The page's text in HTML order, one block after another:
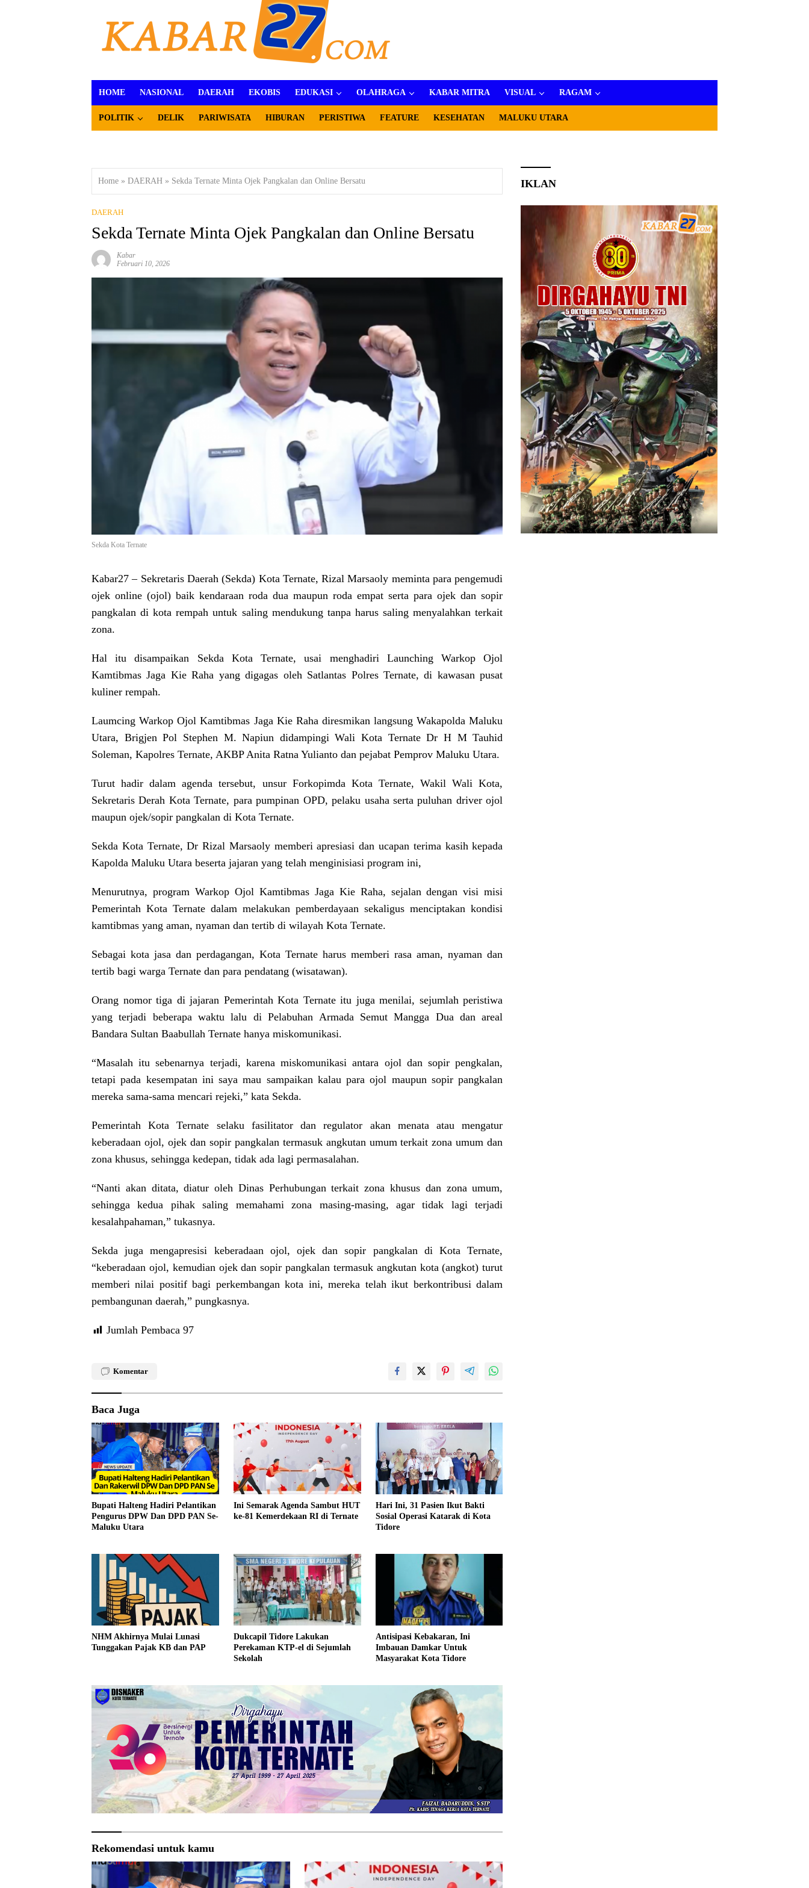
HOME NASIONAL DAERAH EKOBIS EDUKASI OLAHRAGA KABAR MITRA VISUAL RAGAM
POLITIK DELIK PARIWISATA HIBURAN PERISTIWA FEATURE KESEHATAN MALUKU UTARA
Home » DAERAH » Sekda Ternate Minta Ojek Pangkalan dan Online Bersatu
DAERAH
Sekda Ternate Minta Ojek Pangkalan dan Online Bersatu
Kabar
Februari 10, 2026
Sekda Kota Ternate
Kabar27 – Sekretaris Daerah (Sekda) Kota Ternate, Rizal Marsaoly meminta para pengemudi
ojek online (ojol) baik kendaraan roda dua maupun roda empat serta para ojek dan sopir
pangkalan di kota rempah untuk saling mendukung tanpa harus saling menyalahkan terkait
zona.
Hal itu disampaikan Sekda Kota Ternate, usai menghadiri Launching Warkop Ojol
Kamtibmas Jaga Kie Raha yang digagas oleh Satlantas Polres Ternate, di kawasan pusat
kuliner rempah.
Laumcing Warkop Ojol Kamtibmas Jaga Kie Raha diresmikan langsung Wakapolda Maluku
Utara, Brigjen Pol Stephen M. Napiun didampingi Wali Kota Ternate Dr H M Tauhid
Soleman, Kapolres Ternate, AKBP Anita Ratna Yulianto dan pejabat Pemprov Maluku Utara.
Turut hadir dalam agenda tersebut, unsur Forkopimda Kota Ternate, Wakil Wali Kota,
Sekretaris Derah Kota Ternate, para pumpinan OPD, pelaku usaha serta puluhan driver ojol
maupun ojek/sopir pangkalan di Kota Ternate.
Sekda Kota Ternate, Dr Rizal Marsaoly memberi apresiasi dan ucapan terima kasih kepada
Kapolda Maluku Utara beserta jajaran yang telah menginisiasi program ini,
Menurutnya, program Warkop Ojol Kamtibmas Jaga Kie Raha, sejalan dengan visi misi
Pemerintah Kota Ternate dalam melakukan pemberdayaan sekaligus menciptakan kondisi
kamtibmas yang aman, nyaman dan tertib di wilayah Kota Ternate.
Sebagai kota jasa dan perdagangan, Kota Ternate harus memberi rasa aman, nyaman dan
tertib bagi warga Ternate dan para pendatang (wisatawan).
Orang nomor tiga di jajaran Pemerintah Kota Ternate itu juga menilai, sejumlah peristiwa
yang terjadi beberapa waktu lalu di Pelabuhan Armada Semut Mangga Dua dan areal
Bandara Sultan Baabullah Ternate hanya miskomunikasi.
“Masalah itu sebenarnya terjadi, karena miskomunikasi antara ojol dan sopir pengkalan,
tetapi pada kesempatan ini saya mau sampaikan kalau para ojol maupun sopir pangkalan
mereka sama-sama mencari rejeki,” kata Sekda.
Pemerintah Kota Ternate selaku fasilitator dan regulator akan menata atau mengatur
keberadaan ojol, ojek dan sopir pangkalan termasuk angkutan umum terkait zona umum dan
zona khusus, sehingga kedepan, tidak ada lagi permasalahan.
“Nanti akan ditata, diatur oleh Dinas Perhubungan terkait zona khusus dan zona umum,
sehingga kedua pihak saling memahami zona masing-masing, agar tidak lagi terjadi
kesalahpahaman,” tukasnya.
Sekda juga mengapresisi keberadaan ojol, ojek dan sopir pangkalan di Kota Ternate,
“keberadaan ojol, kemudian ojek dan sopir pangkalan termasuk angkutan kota (angkot) turut
memberi nilai positif bagi perkembangan kota ini, mereka telah ikut berkontribusi dalam
pembangunan daerah,” pungkasnya.
Jumlah Pembaca 97
Komentar
Baca Juga
Bupati Halteng Hadiri Pelantikan
Pengurus DPW Dan DPD PAN Se-
Maluku Utara
Ini Semarak Agenda Sambut HUT
ke-81 Kemerdekaan RI di Ternate
Hari Ini, 31 Pasien Ikut Bakti
Sosial Operasi Katarak di Kota
Tidore
NHM Akhirnya Mulai Lunasi
Tunggakan Pajak KB dan PAP
Dukcapil Tidore Lakukan
Perekaman KTP-el di Sejumlah
Sekolah
Antisipasi Kebakaran, Ini
Imbauan Damkar Untuk
Masyarakat Kota Tidore
Rekomendasi untuk kamu
IKLAN